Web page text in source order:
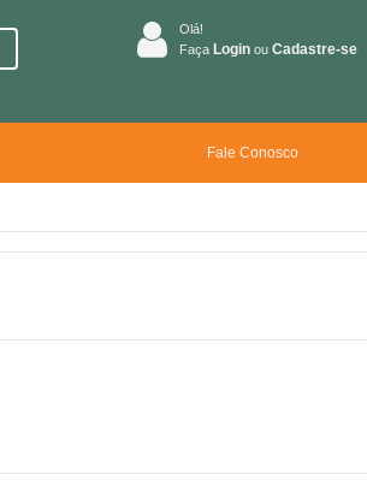
Olá!
Faça Login ou Cadastre-se
Fale Conosco